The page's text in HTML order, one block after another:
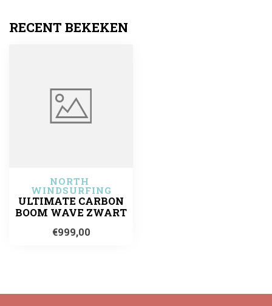
RECENT BEKEKEN
NORTH
WINDSURFING
ULTIMATE CARBON
BOOM WAVE ZWART
€999,00